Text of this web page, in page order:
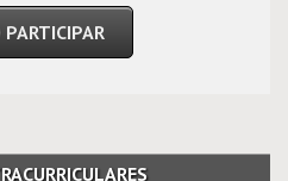
Rosa-La
PARTICIPAR